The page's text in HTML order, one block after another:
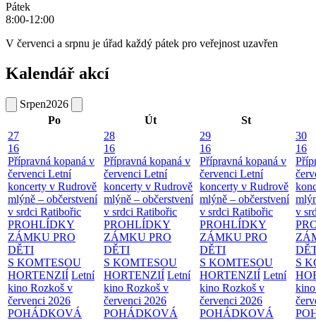
Pátek
8:00-12:00
V červenci a srpnu je úřad každý pátek pro veřejnost uzavřen
Kalendář akcí
Srpen2026
Po
Út
St
27
16
Přípravná kopaná v
červenci Letní
koncerty v Rudrově
mlýně – občerstvení
v srdci Ratibořic
PROHLÍDKY
ZÁMKU PRO
DĚTI
S KOMTESOU
HORTENZIÍ Letní
kino Rozkoš v
červenci 2026
POHÁDKOVÁ
28
16
Přípravná kopaná v
červenci Letní
koncerty v Rudrově
mlýně – občerstvení
v srdci Ratibořic
PROHLÍDKY
ZÁMKU PRO
DĚTI
S KOMTESOU
HORTENZIÍ Letní
kino Rozkoš v
červenci 2026
POHÁDKOVÁ
29
16
Přípravná kopaná v
červenci Letní
koncerty v Rudrově
mlýně – občerstvení
v srdci Ratibořic
PROHLÍDKY
ZÁMKU PRO
DĚTI
S KOMTESOU
HORTENZIÍ Letní
kino Rozkoš v
červenci 2026
POHÁDKOVÁ
30
16
v
S